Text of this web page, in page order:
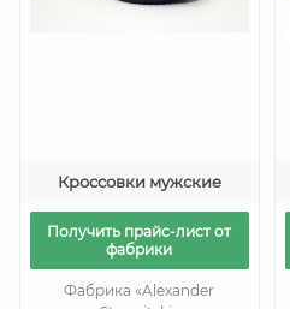
Кроссовки мужские
Получить прайс-лист от
фабрики
Фабрика «Alexander